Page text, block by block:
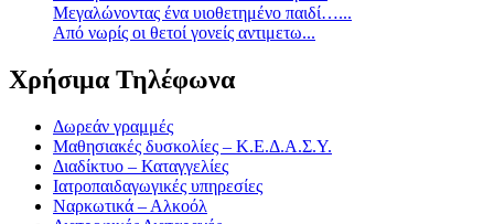
Mεγαλώνοντας ένα υιοθετημένο παιδί…...
Aπό νωρίς οι θετοί γονείς αντιμετω...
Χρήσιμα Τηλέφωνα
Δωρεάν γραμμές
Μαθησιακές δυσκολίες – Κ.Ε.Δ.Α.Σ.Υ.
Διαδίκτυο – Καταγγελίες
Ιατροπαιδαγωγικές υπηρεσίες
Ναρκωτικά – Αλκοόλ